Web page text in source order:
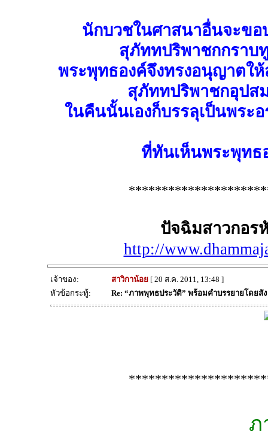
นักบวชในศาสนาอื่นจะขอ
สุภัททปริพาชกกราบ
พระพุทธองค์จึงทรงอนุญาตใ
สุภัททปริพาชกอุปส
ในคืนนั้นเองก็บรรลุเป็นพระ
ที่ทันเห็นพระพุท
ปัจฉิมสาวกอร
http://
เจ้าของ: สาวิกาน้อย[ 20 ส.ค. 2011, 13:48 ]
หัวข้อกระทู้:
Re: “ภาพพุทธประวัติ” พร้อมคำบรรยายโดยสั
ภ